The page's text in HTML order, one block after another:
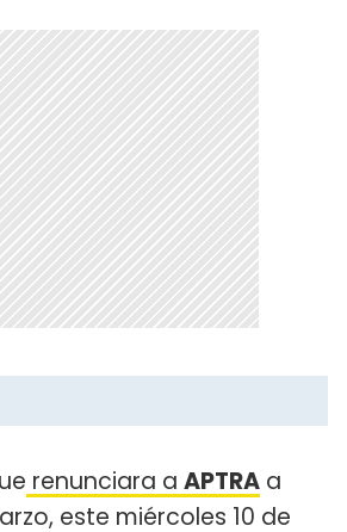
renunciara a APTRA a
este miércoles 10 de